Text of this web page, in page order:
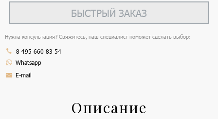
БЫСТРЫЙ ЗАКАЗ
Нужна консультация? Свяжитесь, наш специалист поможет сделать выбор:
8 495 660 83 54
Whatsapp
E-mail
Описание